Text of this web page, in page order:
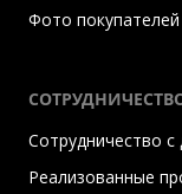
Фото покупателей
Сотрудничество с
Реализованные